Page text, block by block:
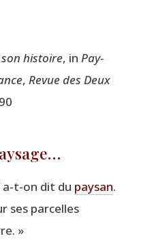
his­toire, in Pay­
, Revue des Deux
a‑t-on dit du pay­san.
ses par­celles
»